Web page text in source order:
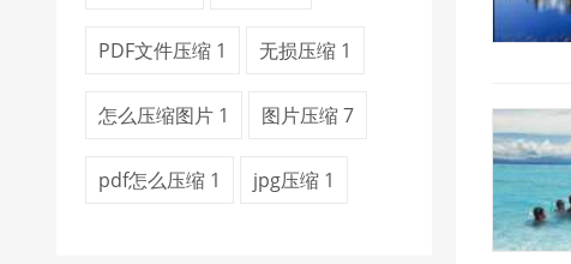
PDF文件压缩 1 无损压缩 1
怎么压缩图片 1 图片压缩7
pdf怎么压缩 1 jpg压缩 1